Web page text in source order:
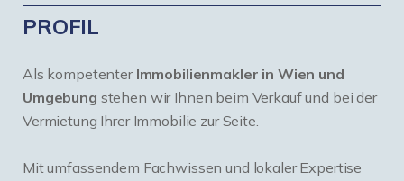
PROFIL
Als kompetenter Immobilienmakler in Wien und
Umgebung stehen wir Ihnen beim Verkauf und bei der
Vermietung Ihrer Immobilie zur Seite.
Mit umfassendem Fachwissen und lokaler Expertise